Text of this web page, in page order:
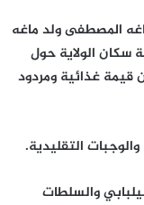
المصطفى ولد ماغه
سكان الولاية حول
قيمة غذائية ومردود
التقليدية.
والسلطات